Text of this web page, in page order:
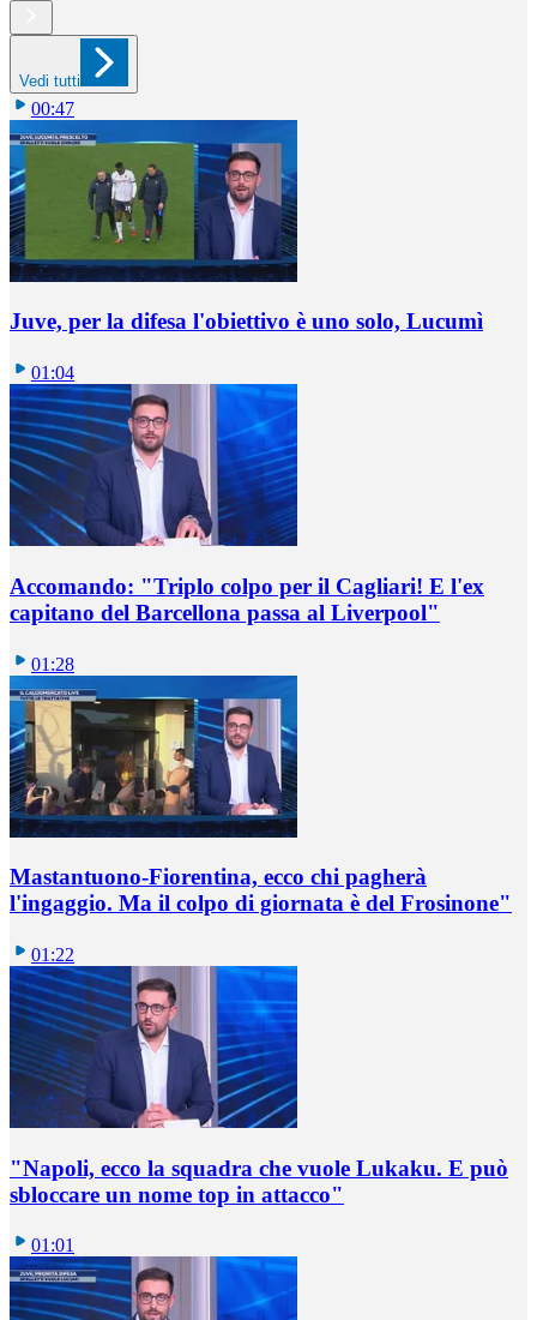
Vedi tutti
00:47
Juve, per la difesa l'obiettivo è uno solo, Lucumì
01:04
Accomando: "Triplo colpo per il Cagliari! E l'ex
capitano del Barcellona passa al Liverpool"
01:28
Mastantuono-Fiorentina, ecco chi pagherà
l'ingaggio. Ma il colpo di giornata è del Frosinone"
01:22
"Napoli, ecco la squadra che vuole Lukaku. E può
sbloccare un nome top in attacco"
01:01